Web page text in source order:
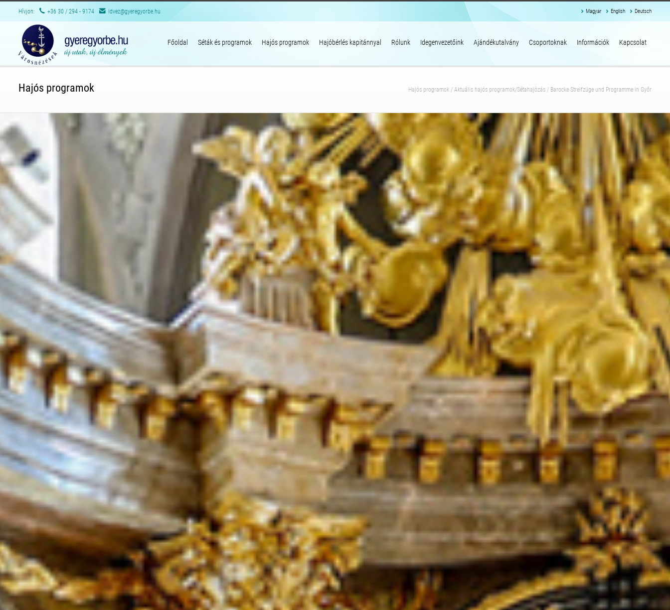
Hívjon: +36 30 / 294 - 9174 idvez@gyeregyorbe.hu Magyar English Deutsch
Főoldal Séták és programok Hajós programok Hajóbérlés kapitánnyal Rólunk Idegenvezetőink Ajándékutalvány Csoportoknak Információk Kapcsolat
Hajós programok Hajós programok / Aktuális hajós programok/Sétahajózás / Barocke Streifzüge und Programme in Győr